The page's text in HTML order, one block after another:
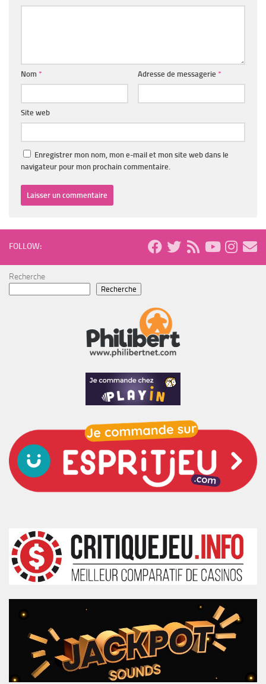
Nom * Adresse de messagerie *
Site web
Enregistrer mon nom, mon e-mail et mon site web dans le
navigateur pour mon prochain commentaire.
FOLLOW:
Recherche
Recherche